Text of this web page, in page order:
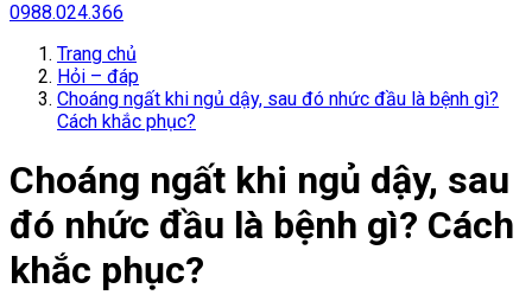
0988.024.366
Trang chủ
Hỏi – đáp
Choáng ngất khi ngủ dậy, sau đó nhức đầu là bệnh gì?
Cách khắc phục?
Choáng ngất khi ngủ dậy, sau
đó nhức đầu là bệnh gì? Cách
khắc phục?